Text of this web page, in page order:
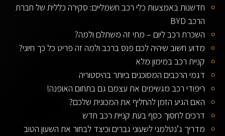
חדשנות באמצעות כלי רכב חשמליים: סקירה כללית של חברת
הרכב BYD
השכרת רכב ליום – מתי זה משתלם ולמה?
מדוע חשוב שיהיה לכם פנס ברכב ולמה זה פריט כל כך חיוני?
קניית רכב במימון מלא
דגמי הרכבים המסוכנים ביותר בהיסטוריה
ריפודי רכב מגשימים את עצמם גם בתחום האופנה!
האם הגיע הזמן להחליף את המכונית שלכם?
דרכים לחסוך כסף בעת קניית רכב חדש
מדריך ג’נטלמני לשעוני גברים וכיצד לבחור את השעון הטוב